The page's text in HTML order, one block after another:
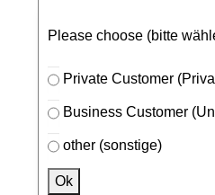
Please choose (bitte
Private Customer
Business Customer
other (sonstige)
Ok
⮮
Stk. in